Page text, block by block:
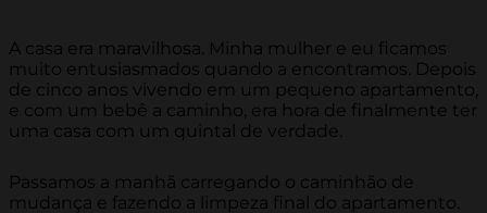
A casa era maravilhosa. Minha mulher e eu ficamos
muito entusiasmados quando a encontramos. Depois
de cinco anos vivendo em um pequeno apartamento,
e com um bebê a caminho, era hora de finalmente ter
uma casa com um quintal de verdade.
Passamos a manhã carregando o caminhão de
mudança e fazendo a limpeza final do apartamento.